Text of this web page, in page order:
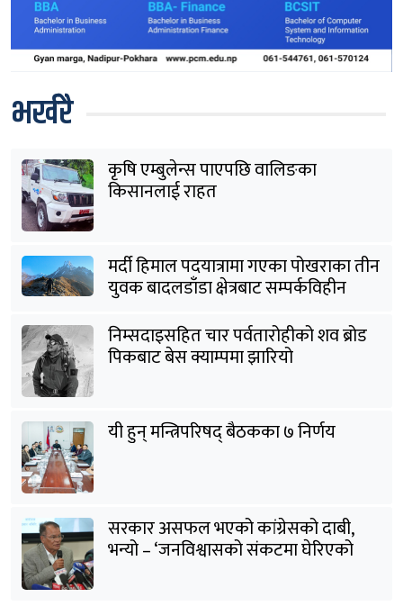
भर्खरै
कृषि एम्बुलेन्स पाएपछि वालिङका
किसानलाई राहत
मर्दी हिमाल पदयात्रामा गएका पोखराका तीन
युवक बादलडाँडा क्षेत्रबाट सम्पर्कविहीन
निम्सदाइसहित चार पर्वतारोहीको शव ब्रोड
पिकबाट बेस क्याम्पमा झारियो
यी हुन् मन्त्रिपरिषद् बैठकका ७ निर्णय
सरकार असफल भएको कांग्रेसको दाबी,
भन्यो – ‘जनविश्वासको संकटमा घेरिएको